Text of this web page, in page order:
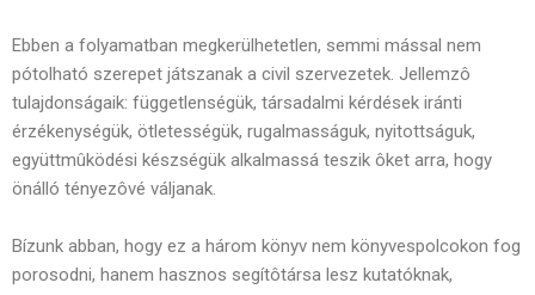
Ebben a folyamatban megkerülhetetlen, semmi mással nem
pótolható szerepet játszanak a civil szervezetek. Jellemzô
tulajdonságaik: függetlenségük, társadalmi kérdések iránti
érzékenységük, ötletességük, rugalmasságuk, nyitottságuk,
együttmûködési készségük alkalmassá teszik ôket arra, hogy
önálló tényezôvé váljanak.
Bízunk abban, hogy ez a három könyv nem könyvespolcokon fog
porosodni, hanem hasznos segítôtársa lesz kutatóknak,